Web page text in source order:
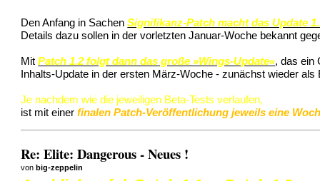
Den Anfang in SachenSignifikanz-Patch macht das Update
Details dazu sollen in der vorletzten Januar-Woche bekannt
MitPatch 1.2 folgt dann das große »Wings-Update«, das ein
Inhalts-Update in der ersten März-Woche - zunächst wieder als
Je nachdem wie die jeweiligen Beta-Tests verlaufen,
ist mit einerfinalen Patch-Veröffentlichung jeweils eine
Re: Elite: Dangerous - Neues !
vonbig-zeppelin